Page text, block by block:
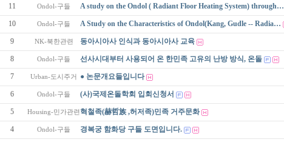
11 Ondol-구들 A study on the Ondol ( Radiant Floor Heating System) through…
10 Ondol-구들 A Study on the Characteristics of Ondol(Kang, Gudle -- Radia…
9 NK-북한관련 동아시아사 인식과 동아시아사 교육
8 Ondol-구들 선사시대부터 사용되어 온 한민족 고유의 난방 방식, 온돌
7 Urban-도시주거 ● 논문개요들입니다
6 Ondol-구들 (사)국제온돌학회 입회신청서
5 Housing-민가관련 혁철족(赫哲族 ,허저족)민족 거주문화
4 Ondol-구들 경복궁 함화당 구들 도면입니다.